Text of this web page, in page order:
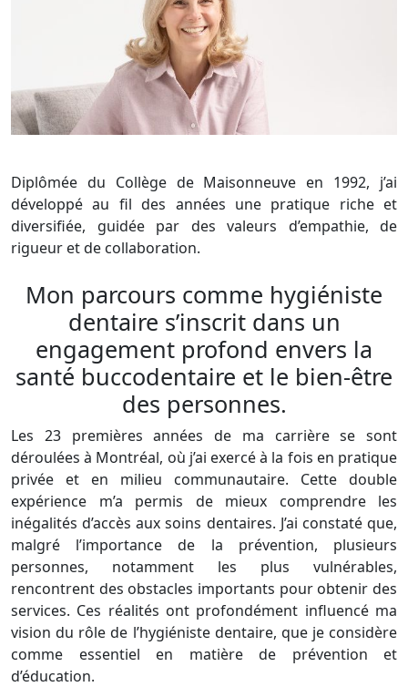
Diplômée du Collège de Maisonneuve en 1992, j’ai
développé au fil des années une pratique riche et
diversifiée, guidée par des valeurs d’empathie, de
rigueur et de collaboration.
Mon parcours comme hygiéniste
dentaire s’inscrit dans un
engagement profond envers la
santé buccodentaire et le bien-être
des personnes.
Les 23 premières années de ma carrière se sont
déroulées à Montréal, où j’ai exercé à la fois en pratique
privée et en milieu communautaire. Cette double
expérience m’a permis de mieux comprendre les
inégalités d’accès aux soins dentaires. J’ai constaté que,
malgré l’importance de la prévention, plusieurs
personnes, notamment les plus vulnérables,
rencontrent des obstacles importants pour obtenir des
services. Ces réalités ont profondément influencé ma
vision du rôle de l’hygiéniste dentaire, que je considère
comme essentiel en matière de prévention et
d’éducation.